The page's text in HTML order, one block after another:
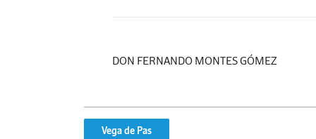
DON FERNANDO MONTES GÓMEZ
Vega de Pas